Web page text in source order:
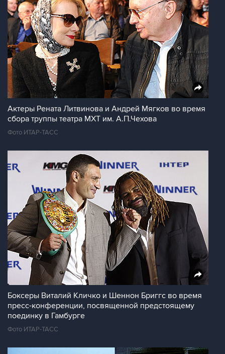
Актеры Рената Литвинова и Андрей Мягков во время
сбора труппы театра МХТ им. А.П.Чехова
Фото ИТАР-ТАСС
Боксеры Виталий Кличко и Шеннон Бриггс во время
пресс-конференции, посвященной предстоящему
поединку в Гамбурге
Фото ИТАР-ТАСС